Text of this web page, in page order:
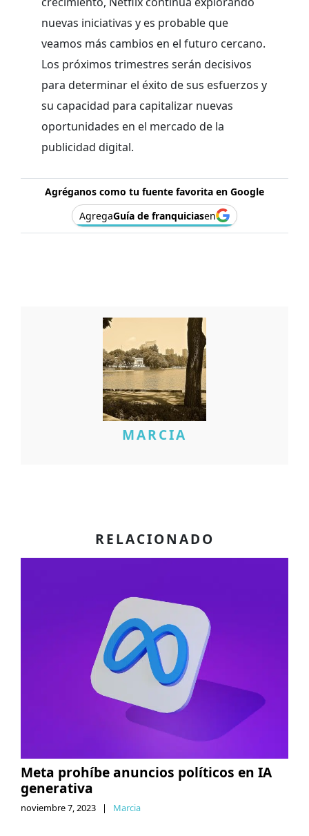
nuevas iniciativas y es probable que
veamos más cambios en el futuro cercano.
Los próximos trimestres serán decisivos
para determinar el éxito de sus esfuerzos y
su capacidad para capitalizar nuevas
oportunidades en el mercado de la
publicidad digital.
Agréganos como tu fuente favorita en Google
AgregaGuía de franquiciasen
MARCIA
RELACIONADO
Meta prohíbe anuncios políticos en IA
generativa
noviembre 7, 2023 | Marcia